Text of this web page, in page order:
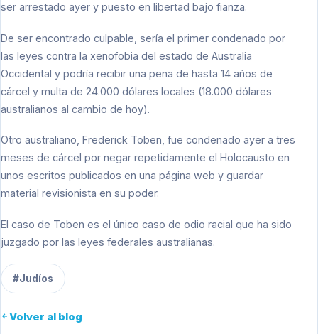
ser arrestado ayer y puesto en libertad bajo fianza.
De ser encontrado culpable, sería el primer condenado por
las leyes contra la xenofobia del estado de Australia
Occidental y podría recibir una pena de hasta 14 años de
cárcel y multa de 24.000 dólares locales (18.000 dólares
australianos al cambio de hoy).
Otro australiano, Frederick Toben, fue condenado ayer a tres
meses de cárcel por negar repetidamente el Holocausto en
unos escritos publicados en una página web y guardar
material revisionista en su poder.
El caso de Toben es el único caso de odio racial que ha sido
juzgado por las leyes federales australianas.
#Judíos
Volver al blog